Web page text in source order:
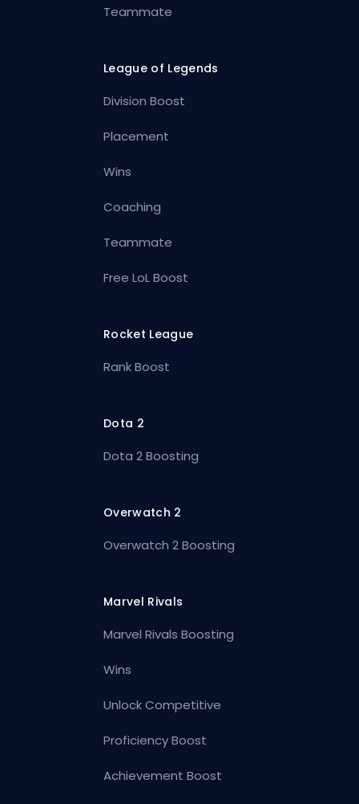
Teammate
League of Legends
Division Boost
Placement
Wins
Coaching
Teammate
Free LoL Boost
Rocket League
Rank Boost
Dota 2
Dota 2 Boosting
Overwatch 2
Overwatch 2 Boosting
Marvel Rivals
Marvel Rivals Boosting
Wins
Unlock Competitive
Proficiency Boost
Achievement Boost